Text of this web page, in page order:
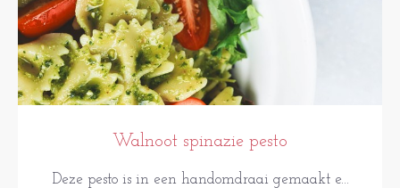
Walnoot spinazie pesto
Deze pesto is in een handomdraai gemaakt e...